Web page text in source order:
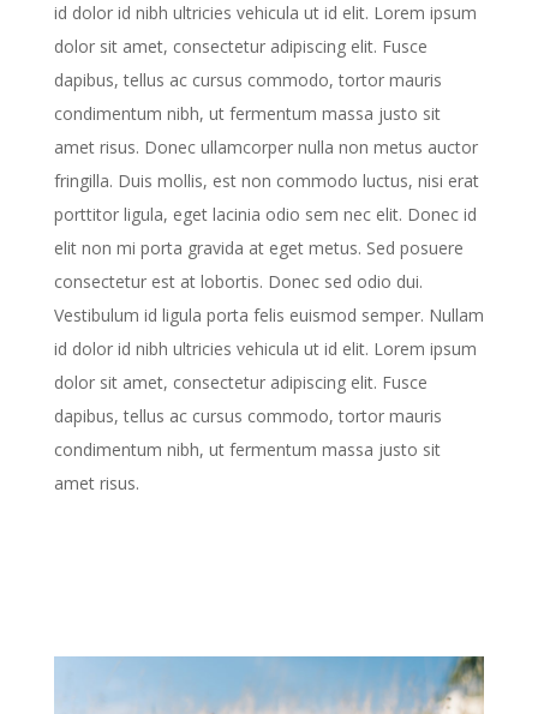
id dolor id nibh ultricies vehicula ut id elit. Lorem ipsum
dolor sit amet, consectetur adipiscing elit. Fusce
dapibus, tellus ac cursus commodo, tortor mauris
condimentum nibh, ut fermentum massa justo sit
amet risus. Donec ullamcorper nulla non metus auctor
fringilla. Duis mollis, est non commodo luctus, nisi erat
porttitor ligula, eget lacinia odio sem nec elit. Donec id
elit non mi porta gravida at eget metus. Sed posuere
consectetur est at lobortis. Donec sed odio dui.
Vestibulum id ligula porta felis euismod semper. Nullam
id dolor id nibh ultricies vehicula ut id elit. Lorem ipsum
dolor sit amet, consectetur adipiscing elit. Fusce
dapibus, tellus ac cursus commodo, tortor mauris
condimentum nibh, ut fermentum massa justo sit
amet risus.